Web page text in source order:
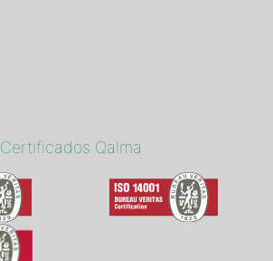
Certificados Qalma